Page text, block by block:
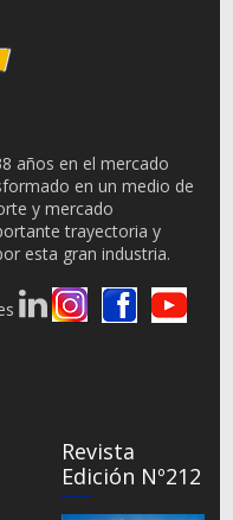
años en el mercado
en un medio de
y mercado
trayectoria y
esta gran industria.
Revista
Edición Nº212